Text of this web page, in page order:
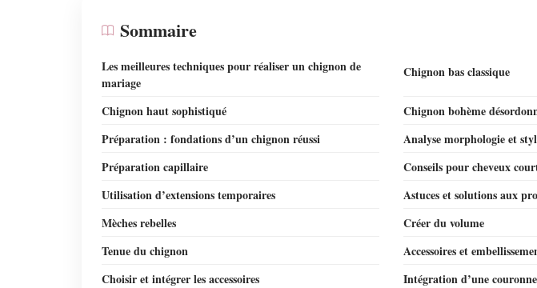
Sommaire
Les meilleures techniques pour réaliser un chignon de
mariage
Chignon bas classique
Chignon haut sophistiqué
Chignon bohème
Préparation : fondations d’un chignon réussi
Analyse morphologie et
Préparation capillaire
Conseils pour cheveux
Utilisation d’extensions temporaires
Astuces et solutions aux
Mèches rebelles
Créer du volume
Tenue du chignon
Accessoires et
Choisir et intégrer les accessoires
Intégration d’une